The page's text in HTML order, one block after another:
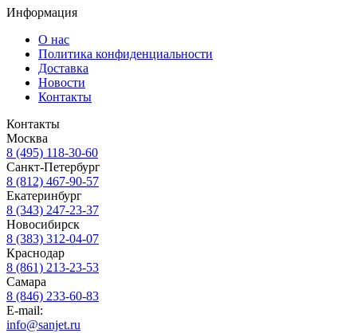
Информация
О нас
Политика конфиденциальности
Доставка
Новости
Контакты
Контакты
Москва
8 (495) 118-30-60
Санкт-Петербург
8 (812) 467-90-57
Екатеринбург
8 (343) 247-23-37
Новосибирск
8 (383) 312-04-07
Краснодар
8 (861) 213-23-53
Самара
8 (846) 233-60-83
E-mail:
info@sanjet.ru